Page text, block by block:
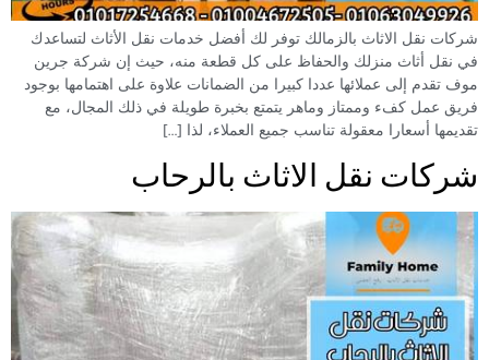
شركات نقل الاثاث بالزمالك توفر لك أفضل خدمات نقل الأثاث لتساعدك
في نقل أثاث منزلك والحفاظ على كل قطعة منه، حيث إن شركة جرين
موف تقدم إلى عملائها عددا كبيرا من الضمانات علاوة على اهتمامها بوجود
فريق عمل كفء وممتاز وماهر يتمتع بخبرة طويلة في ذلك المجال، مع
تقديمها أسعارا معقولة تناسب جميع العملاء، لذا […]
شركات نقل الاثاث بالرحاب